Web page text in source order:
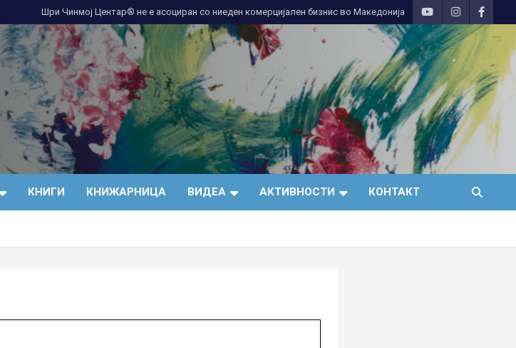
Шри Чинмој Центар® не е асоциран со ниеден комерцијален бизнис во Македонија
КНИГИ КНИЖАРНИЦА ВИДЕА АКТИВНОСТИ КОНТАКТ